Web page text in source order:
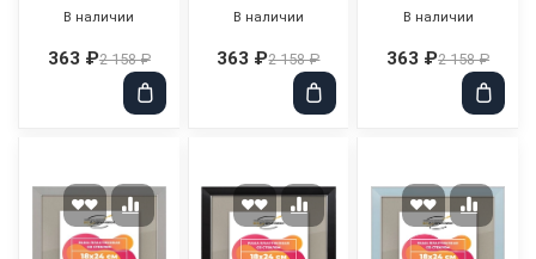
В наличии
363 ₽2 158 ₽
В наличии
363 ₽2 158 ₽
В наличии
363 ₽2 158 ₽